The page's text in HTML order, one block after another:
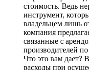
стоимость. Ведь
инструмент,
владельцем лишь
компания
связанные с
производителей
Что это вам дает?
расходы при